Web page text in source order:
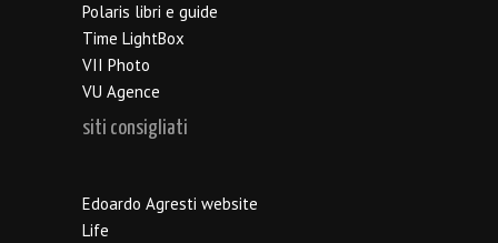
Polaris libri e guide
Time LightBox
VII Photo
VU Agence
siti consigliati
Edoardo Agresti website
Life